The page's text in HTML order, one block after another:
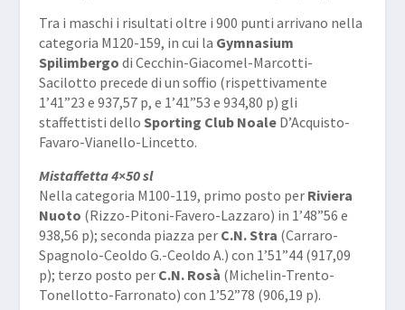
Tra i maschi i risultati oltre i 900 punti arrivano nella
categoria M120-159, in cui la Gymnasium
Spilimbergo di Cecchin-Giacomel-Marcotti-
Sacilotto precede di un soffio (rispettivamente
1’41”23 e 937,57 p, e 1’41”53 e 934,80 p) gli
staffettisti dello Sporting Club NoaleD’Acquisto-
Favaro-Vianello-Lincetto.
Mistaffetta 4×50 sl
Nella categoria M100-119, primo posto per Riviera
Nuoto (Rizzo-Pitoni-Favero-Lazzaro) in 1’48”56 e
938,56 p); seconda piazza per C.N. Stra (Carraro-
Spagnolo-Ceoldo G.-Ceoldo A.) con 1’51”44 (917,09
p); terzo posto per C.N. Rosà (Michelin-Trento-
Tonellotto-Farronato) con 1’52”78 (906,19 p).